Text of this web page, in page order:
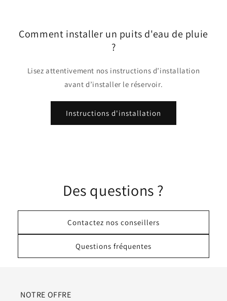
Comment installer un puits d'eau de pluie
?
Lisez attentivement nos instructions d’installation
avant d’installer le réservoir.
Instructions d'installation
Des questions ?
Contactez nos conseillers
Questions fréquentes
NOTRE OFFRE